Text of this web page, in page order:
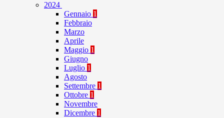
2024
Gennaio 1
Febbraio
Marzo
Aprile
Maggio 1
Giugno
Luglio 1
Agosto
Settembre 1
Ottobre 1
Novembre
Dicembre 1